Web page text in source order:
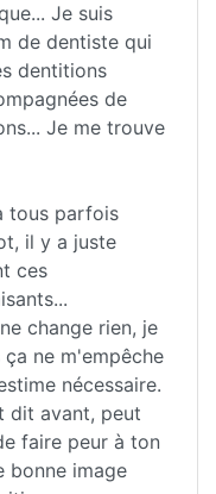
Je suis
de dentiste qui
dentitions
de
Je me trouve
tous parfois
il y a juste
ces
change rien, je
ne m'empêche
nécessaire.
dit avant, peut
faire peur à ton
bonne image